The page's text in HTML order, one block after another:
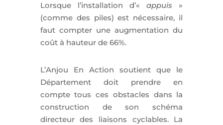
Lorsque l’installation d’«appuis»
(comme des piles) est nécessaire, il
faut compter une augmentation du
coût à hauteur de 66%.
L’Anjou En Action soutient que le
Département doit prendre en
compte tous ces obstacles dans la
construction de son schéma
directeur des liaisons cyclables. La